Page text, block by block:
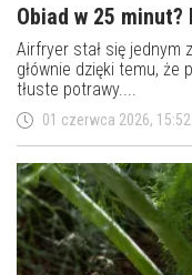
Obiad w 25
Airfryer stał się jednym
głównie dzięki temu, że
tłuste potrawy....
01 czerwca 2026, 15:52